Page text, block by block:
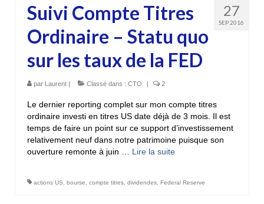
27
SEP 2016
Suivi Compte Titres
Ordinaire – Statu quo
sur les taux de la FED
par Laurent | Classé dans : CTO | 2
Le dernier reporting complet sur mon compte titres
ordinaire investi en titres US date déjà de 3 mois. Il est
temps de faire un point sur ce support d’investissement
relativement neuf dans notre patrimoine puisque son
ouverture remonte à juin … Lire la suite­­
actions US bourse compte titres dividendes Federal Reserve